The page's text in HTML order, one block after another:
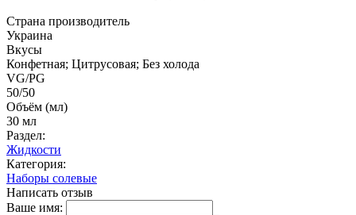
Страна производитель
Украина
Вкусы
Конфетная; Цитрусовая; Без холода
VG/PG
50/50
Объём (мл)
30 мл
Раздел:
Жидкости
Категория:
Наборы солевые
Написать отзыв
Ваше имя: